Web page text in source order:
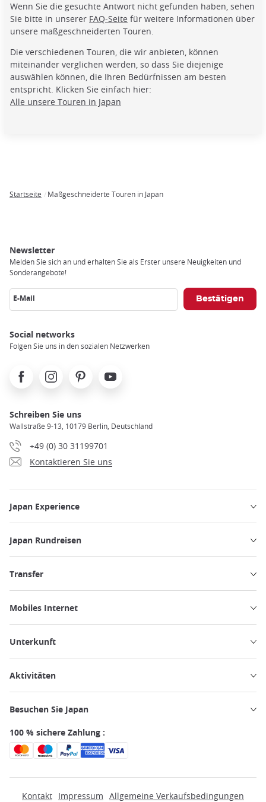
Wenn Sie die gesuchte Antwort nicht gefunden haben, sehen
Sie bitte in unserer FAQ-Seite für weitere Informationen über
unsere maßgeschneiderten Touren.
Die verschiedenen Touren, die wir anbieten, können
miteinander verglichen werden, so dass Sie diejenige
auswählen können, die Ihren Bedürfnissen am besten
entspricht. Klicken Sie einfach hier:
Alle unsere Touren in Japan
Startseite Maßgeschneiderte Touren in Japan
Newsletter
Melden Sie sich an und erhalten Sie als Erster unsere Neuigkeiten und
Sonderangebote!
E-Mail
Social networks
Folgen Sie uns in den sozialen Netzwerken
FacebookInstagramPinterest Youtube
Schreiben Sie uns
Wallstraße 9-13, 10179 Berlin, Deutschland
+49 (0) 30 31199701
Kontaktieren Sie uns
Japan Experience
Japan Rundreisen
Transfer
Mobiles Internet
Unterkunft
Aktivitäten
Besuchen Sie Japan
100 % sichere Zahlung :
Kontakt Impressum Allgemeine Verkaufsbedingungen